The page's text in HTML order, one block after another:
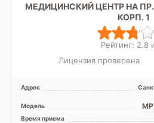
МЕДИЦИНСКИЙ ЦЕНТР НА
КОРП. 1
Рейтинг: 2.8
Лицензия проверена
Адрес
Модель
Время приема